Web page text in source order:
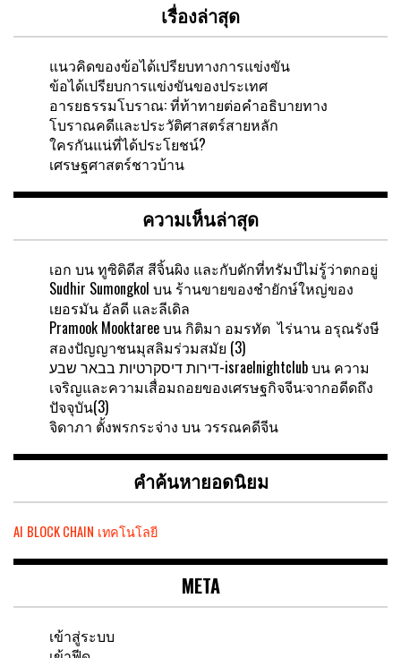
เรื่องล่าสุด
แนวคิดของข้อได้เปรียบทางการแข่งขัน
ข้อได้เปรียบการแข่งขันของประเทศ
อารยธรรมโบราณ: ที่ท้าทายต่อคำอธิบายทาง
โบราณคดีและประวัติศาสตร์สายหลัก
ใครกันแน่ที่ได้ประโยชน์?
เศรษฐศาสตร์ชาวบ้าน
ความเห็นล่าสุด
เอก บนทูซิดิดีส สีจิ้นผิง และกับดักที่ทรัมป์ไม่รู้ว่าตกอยู่
Sudhir Sumongkol บน ร้านขายของชำยักษ์ใหญ่ของ
เยอรมัน อัลดี และลีเดิล
Pramook Mooktareeบน กิติมา อมรทัต ไร่นาน อรุณรังษี
สองปัญญาชนมุสลิมร่วมสมัย (3)
דירות דיסקרטיות בבאר שבע-israelnightclubบน ความ
เจริญและความเสื่อมถอยของเศรษฐกิจจีน:จากอดีดถึง
ปัจจุบัน(3)
จิดาภา ตั้งพรกระจ่าง บน วรรณคดีจีน
คำค้นหายอดนิยม
AI BLOCK CHAIN เทคโนโลยี
META
เข้าสู่ระบบ